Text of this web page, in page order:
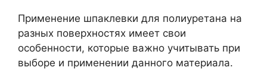
Применение шпаклевки для полиуретана на
разных поверхностях имеет свои
особенности, которые важно учитывать при
выборе и применении данного материала.